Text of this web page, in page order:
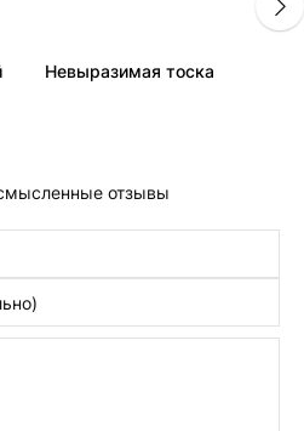
Невыразимая тоска
отзывы